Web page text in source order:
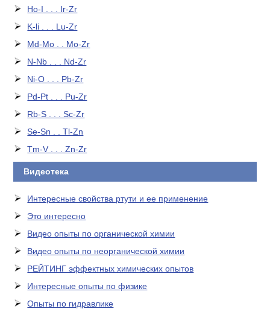
Ho-I . . . Ir-Zr
K-li . . . Lu-Zr
Md-Mo . . Mo-Zr
N-Nb . . . Nd-Zr
Ni-O . . . Pb-Zr
Pd-Pt . . . Pu-Zr
Rb-S . . . Sc-Zr
Se-Sn . . Tl-Zn
Tm-V . . . Zn-Zr
Видеотека
Интересные свойства ртути и ее применение
Это интересно
Видео опыты по органической химии
Видео опыты по неорганической химии
РЕЙТИНГ эффектных химических опытов
Интересные опыты по физике
Опыты по гидравлике